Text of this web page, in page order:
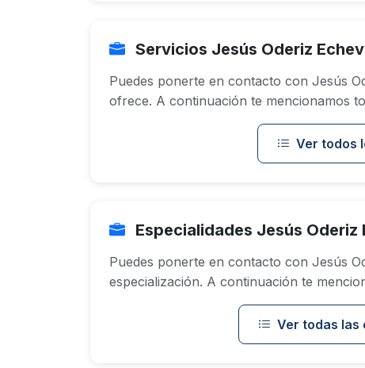
Servicios Jesús Oderiz
Puedes ponerte en contacto con Jesús
ofrece. A continuación te mencionamos
Ver todos
Especialidades Jesús Oderiz
Puedes ponerte en contacto con Jesús
especialización. A continuación te
Ver todas las